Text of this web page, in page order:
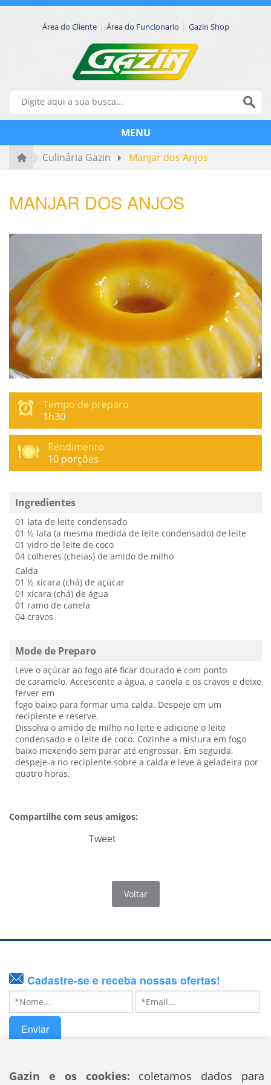
Área do Cliente | Área do Funcionario | Gazin Shop
MENU
Culinária Gazin
Manjar dos Anjos
MANJAR DOS ANJOS
Tempo de preparo
1h30
Rendimento
10 porções
Ingredientes
01 lata de leite condensado
01 ½ lata (a mesma medida de leite condensado) de leite
01 vidro de leite de coco
04 colheres (cheias) de amido de milho
Calda
01 ½ xícara (chá) de açúcar
01 xícara (chá) de água
01 ramo de canela
04 cravos
Mode de Preparo
Leve o açúcar ao fogo até ficar dourado e com ponto
de caramelo. Acrescente a água, a canela e os cravos e deixe
ferver em
fogo baixo para formar uma calda. Despeje em um
recipiente e reserve.
Dissolva o amido de milho no leite e adicione o leite
condensado e o leite de coco. Cozinhe a mistura em fogo
baixo mexendo sem parar até engrossar. Em seguida,
despeje-a no recipiente sobre a calda e leve à geladeira por
quatro horas.
Compartilhe com seus amigos:
Tweet
Voltar
Cadastre-se e receba nossas ofertas!
Enviar
Gazin e os cookies: coletamos dados para